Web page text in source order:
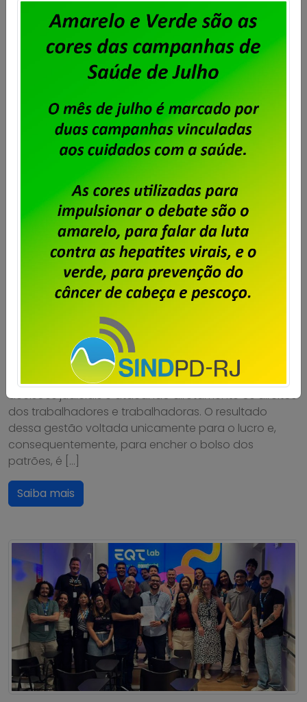
Atenção trabalhadores da
Stefanini, vocês estão sendo
lesados pela empresa!
Publicado porImprensaem12/05/2026.
Quando uma empresa escolhe ignorar
deliberadamente a representação legítima da
categoria profissional, ela não está apenas
cometendo uma irregularidade administrativa. Está
afrontando a legislação trabalhista, desrespeitando
decisões judiciais e atacando diretamente os direitos
dos trabalhadores e trabalhadoras. O resultado
dessa gestão voltada unicamente para o lucro e,
consequentemente, para encher o bolso dos
patrões, é […]
Saiba mais